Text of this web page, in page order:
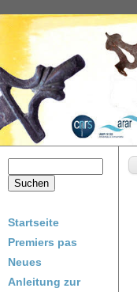
Startseite
Premiers pas
Neues
Anleitung zur